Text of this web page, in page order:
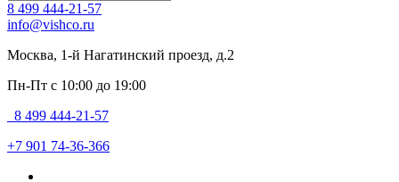
8 499 444-21-57
info@vishco.ru
Москва, 1-й Нагатинский проезд, д.2
Пн-Пт с 10:00 до 19:00
8 499 444-21-57
+7 901 74-36-366